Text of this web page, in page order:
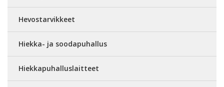
Hevostarvikkeet
Hiekka- ja soodapuhallus
Hiekkapuhalluslaitteet